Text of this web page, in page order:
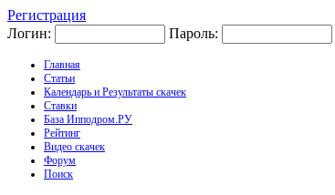
Регистрация
Логин:
Пароль:
Главная
Статьи
Календарь и Результаты скачек
Ставки
База Ипподром.РУ
Рейтинг
Видео скачек
Форум
Поиск